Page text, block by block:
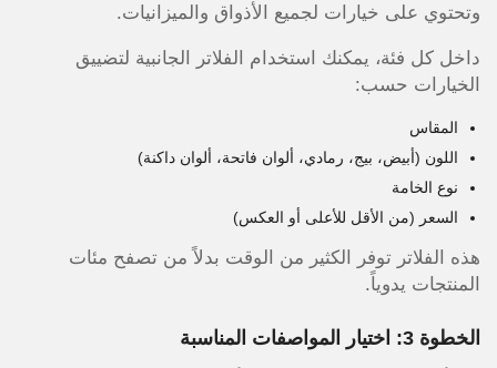
وتحتوي على خيارات لجميع الأذواق والميزانيات.
داخل كل فئة، يمكنك استخدام الفلاتر الجانبية لتضييق
الخيارات حسب:
المقاس
اللون (أبيض، بيج، رمادي، ألوان فاتحة، ألوان داكنة)
نوع الخامة
السعر (من الأقل للأعلى أو العكس)
هذه الفلاتر توفر الكثير من الوقت بدلاً من تصفح مئات
المنتجات يدوياً.
الخطوة 3: اختيار المواصفات المناسبة